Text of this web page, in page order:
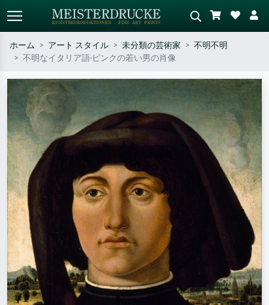
作家名・作品名・スタイルで検索
– 例：モネ、星月夜、印象派、北
斎の波、ヌード。
シーンを説明してください – 例：
緑の草原、赤の多い抽象画、暗い
油絵、木のそばの立ち姿のヌー
ホーム アート スタイル 未分類の芸術家
不明不明
不明なイタリア語-ピンクの若い男の肖像